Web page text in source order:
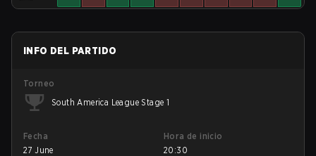
INFO DEL PARTIDO
Torneo
South America League Stage 1
Fecha
27 June
Hora de inicio
20:30